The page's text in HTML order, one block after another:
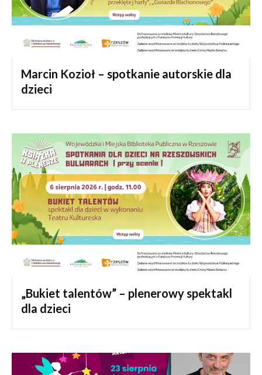
Marcin Kozioł – spotkanie autorskie dla
dzieci
„Bukiet talentów” – plenerowy spektakl
dla dzieci